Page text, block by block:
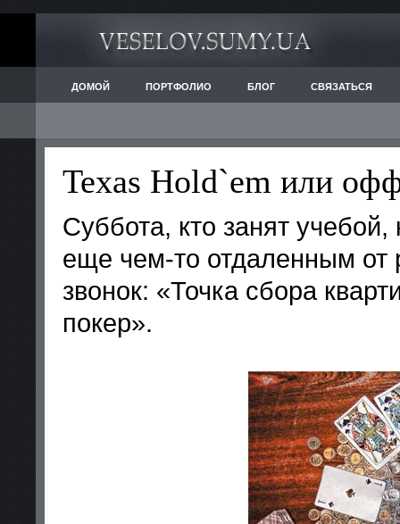
ДОМОЙ ПОРТФОЛИО БЛОГ СВЯЗАТЬСЯ
Texas Hold`em или
Суббота, кто занят
еще чем-то отдаленным от
звонок: «Точка сбора
покер».